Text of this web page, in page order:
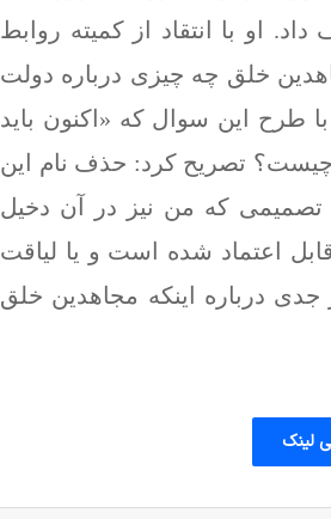
او با انتقاد از کمیته روابط
خلق چه چیزی درباره دولت
طرح این سوال که «اکنون باید
تصریح کرد: حذف نام این
که من نیز در آن دخیل
اعتماد شده است و یا لیاقت
درباره اینکه مجاهدین خلق
لینک
سازمان ملل: قربانیان ترور بخش جدایی
ناپذیر مبارزه با تروریسم هستند.
از جندالشیطان تا جیش‌الظلم؛ درآمدی بر سیر
گرسنگی و قحطی جهانی، محصول جنگ
های بی پایان
ایران را به مقامات آمریکایی خواهم رساند.